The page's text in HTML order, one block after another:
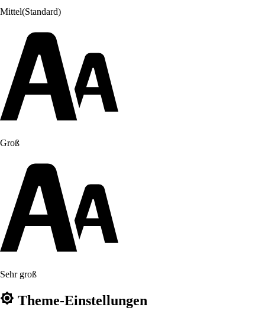
Mittel(Standard)
Groß
Sehr groß
Theme-Einstellungen